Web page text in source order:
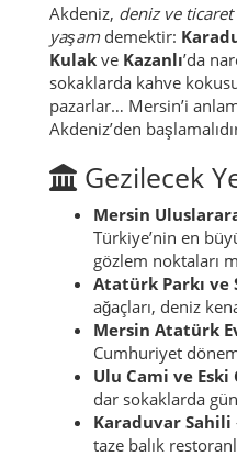
Akdeniz, deniz ve ticaret
yaşamdemektir:
Kulak ve Kazanlı’da
sokaklarda kahve
pazarlar… Mersin’i
Akdeniz’den
Gezilecek
Mersin
Türkiye’nin en
gözlem noktaları
Atatürk Parkı ve
ağaçları, deniz
Mersin Atatürk
Cumhuriyet
Ulu Cami ve Eski
dar sokaklarda
Karaduvar Sahili
taze balık